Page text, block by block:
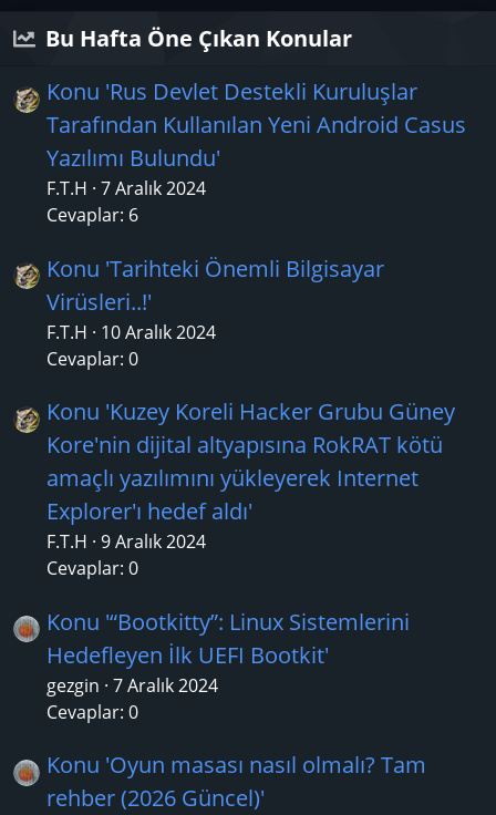
Bu Hafta Öne Çıkan Konular
Konu 'Rus Devlet Destekli Kuruluşlar
Tarafından Kullanılan Yeni Android Casus
Yazılımı Bulundu'
F.T.H 7 Aralık 2024
Cevaplar: 6
Konu 'Tarihteki Önemli Bilgisayar
Virüsleri..!'
F.T.H
10 Aralık 2024
Cevaplar: 0
Konu 'Kuzey Koreli Hacker Grubu Güney
Kore'nin dijital altyapısına RokRAT kötü
amaçlı yazılımını yükleyerek Internet
Explorer'ı hedef aldı'
F.T.H 9 Aralık 2024
Cevaplar: 0
Konu '“Bootkitty”: Linux Sistemlerini
Hedefleyen İlk UEFI Bootkit'
gezgin 7 Aralık 2024
Cevaplar: 0
Konu 'Oyun masası nasıl olmalı? Tam
rehber (2026 Güncel)'